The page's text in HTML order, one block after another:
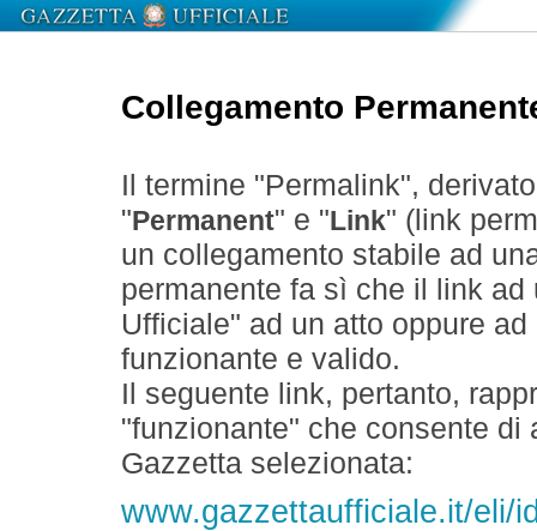
Collegamento
Il termine "Permalink",
" Permanent" e " Link" (link
un collegamento stabile ad
permanente fa sì che il link
Ufficiale" ad un atto oppure
funzionante e valido.
Il seguente link, pertanto,
"funzionante" che consente
Gazzetta selezionata:
www.gazzettaufficiale.it/eli/